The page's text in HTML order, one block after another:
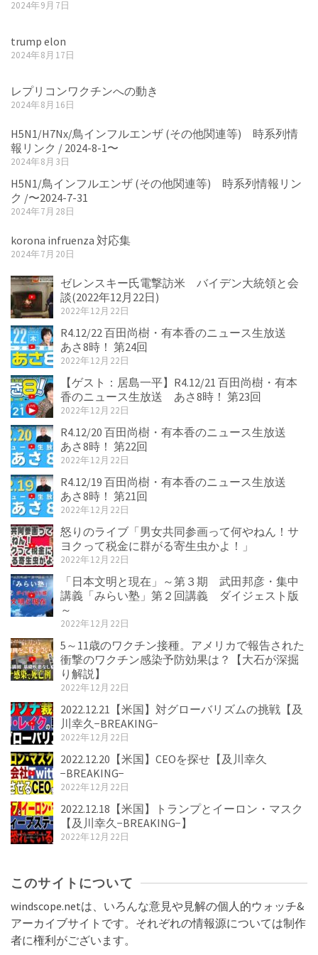
2024年9月7日
trump elon
2024年8月17日
レプリコンワクチンへの動き
2024年8月16日
H5N1/H7Nx/鳥インフルエンザ (その他関連等) 時系列情
報リンク / 2024-8-1〜
2024年8月3日
H5N1/鳥インフルエンザ (その他関連等) 時系列情報リン
ク /〜2024-7-31
2024年7月28日
korona infruenza 対応集
2024年7月20日
ゼレンスキー氏電撃訪米 バイデン大統領と会
談(2022年12月22日)
2022年12月22日
R4.12/22 百田尚樹・有本香のニュース生放送
あさ8時！ 第24回
2022年12月22日
【ゲスト：居島一平】R4.12/21 百田尚樹・有本
香のニュース生放送 あさ8時！ 第23回
2022年12月22日
R4.12/20 百田尚樹・有本香のニュース生放送
あさ8時！ 第22回
2022年12月22日
R4.12/19 百田尚樹・有本香のニュース生放送
あさ8時！ 第21回
2022年12月22日
怒りのライブ「男女共同参画って何やねん！サ
ヨクって税金に群がる寄生虫かよ！」
2022年12月22日
「日本文明と現在」～第３期 武田邦彦・集中
講義「みらい塾」第２回講義 ダイジェスト版
～
2022年12月22日
5～11歳のワクチン接種。アメリカで報告された
衝撃のワクチン感染予防効果は？【大石が深掘
り解説】
2022年12月22日
2022.12.21【米国】対グローバリズムの挑戦【及
川幸久−BREAKING−
2022年12月22日
2022.12.20【米国】CEOを探せ【及川幸久
−BREAKING−
2022年12月22日
2022.12.18【米国】トランプとイーロン・マスク
【及川幸久−BREAKING−】
2022年12月22日
このサイトについて
windscope.netは、いろんな意見や見解の個人的ウォッチ&
アーカイブサイトです。それぞれの情報源については制作
者に権利がございます。